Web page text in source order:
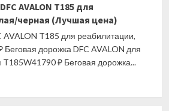
AVALON T185 для
черная (Лучшая цена)
AVALON T185 для реабилитации,
дорожка DFC AVALON для
₽ Беговая дорожка...